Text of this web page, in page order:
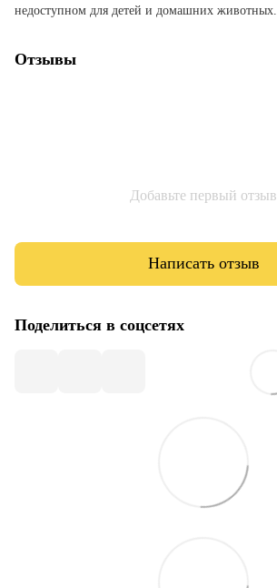
недоступном для детей и домашних животных.
Отзывы
Добавьте первый отзыв
Написать отзыв
Поделиться в соцсетях